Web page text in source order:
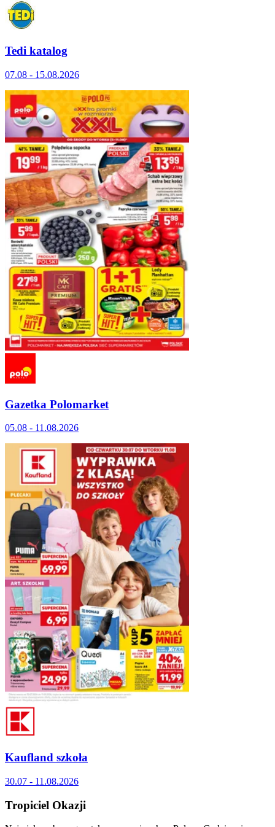
Tedi katalog
07.08 - 15.08.2026
Gazetka Polomarket
05.08 - 11.08.2026
Kaufland szkoła
30.07 - 11.08.2026
Tropiciel Okazji